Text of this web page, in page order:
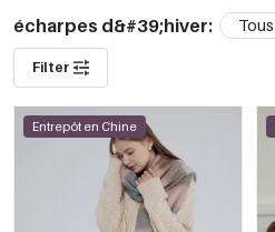
écharpes d&#39;hiver: Tous
Filter
Entrepôt en Chine